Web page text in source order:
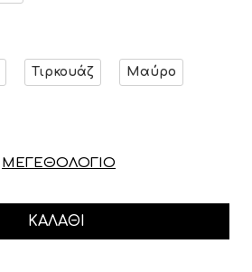
Τιρκουάζ Μαύρο
ΚΑΛΆΘΙ
ΜΕΓΕΘΟΛΟΓΙΟ